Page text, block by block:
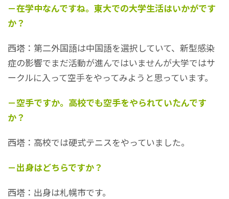
－在学中なんですね。東大での大学生活はいかがです
か？
西塔：第二外国語は中国語を選択していて、新型感染
症の影響でまだ活動が進んではいませんが大学ではサ
ークルに入って空手をやってみようと思っています。
－空手ですか。高校でも空手をやられていたんです
か？
西塔：高校では硬式テニスをやっていました。
－出身はどちらですか？
西塔：出身は札幌市です。